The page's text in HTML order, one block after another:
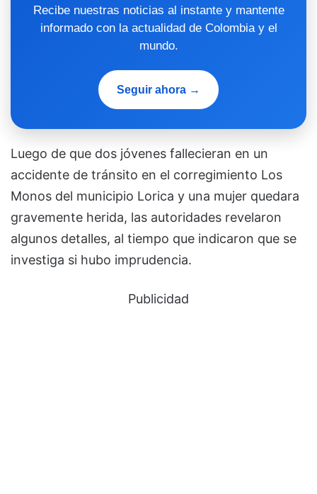
Recibe nuestras noticias al instante y mantente
informado con la actualidad de Colombia y el
mundo.
Seguir ahora →
Luego de que dos jóvenes fallecieran en un
accidente de tránsito en el corregimiento Los
Monos del municipio Lorica y una mujer quedara
gravemente herida, las autoridades revelaron
algunos detalles, al tiempo que indicaron que se
investiga si hubo imprudencia.
Publicidad